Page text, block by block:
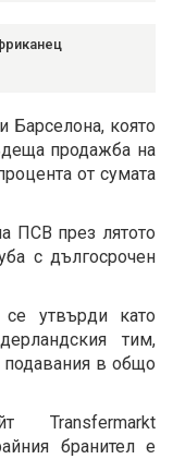
Барселона, която
продажба на
от сумата
ПСВ през лятото
с дългосрочен
утвърди като
тим,
подавания в общо
Transfermarkt
бранител е